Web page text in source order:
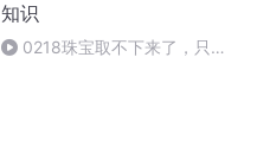
知识
0218珠宝取不下来了，只能